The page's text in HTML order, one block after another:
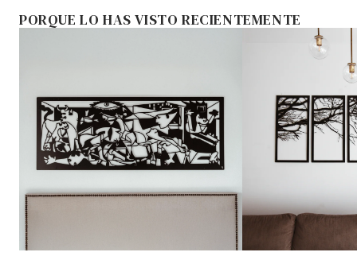
PORQUE LO HAS VISTO RECIENTEMENTE